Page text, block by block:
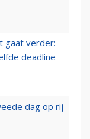
gaat verder:
deadline
dag op rij